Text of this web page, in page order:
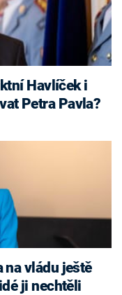
Petra Pavla?
na vládu ještě
ji nechtěli